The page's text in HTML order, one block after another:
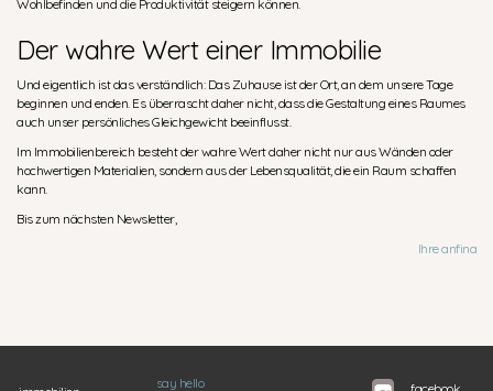
Wohlbefinden und die Produktivität steigern können.
Der wahre Wert einer Immobilie
Und eigentlich ist das verständlich: Das Zuhause ist der Ort, an dem unsere Tage
beginnen und enden. Es überrascht daher nicht, dass die Gestaltung eines Raumes
auch unser persönliches Gleichgewicht beeinflusst.
Im Immobilienbereich besteht der wahre Wert daher nicht nur aus Wänden oder
hochwertigen Materialien, sondern aus der Lebensqualität, die ein Raum schaffen
kann.
Bis zum nächsten Newsletter,
Ihre anfina
say hello